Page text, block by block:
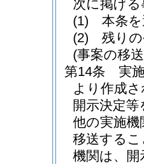
次に掲げ
(1)
本条
(2)
残り
(事案の移
第14条
実
より作成
開示決定
他の実施
移送する
機関は、